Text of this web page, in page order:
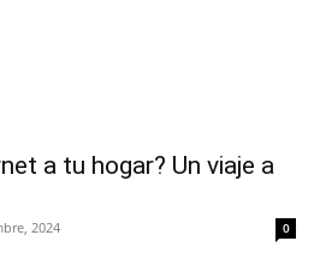
a tu hogar? Un viaje a
2024 0